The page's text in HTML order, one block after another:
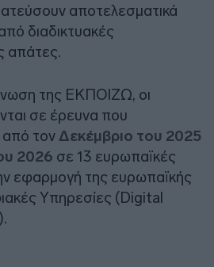
αποτελεσματικά
διαδικτυακές
απάτες.
της ΕΚΠΟΙΖΩ, οι
σε έρευνα που
τονΔεκέμβριο του 2025
2026 σε 13 ευρωπαϊκές
εφαρμογή της ευρωπαϊκής
Υπηρεσίες (Digital